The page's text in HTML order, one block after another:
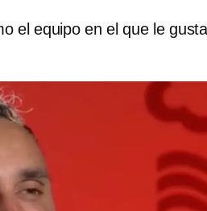
el equipo en el que le